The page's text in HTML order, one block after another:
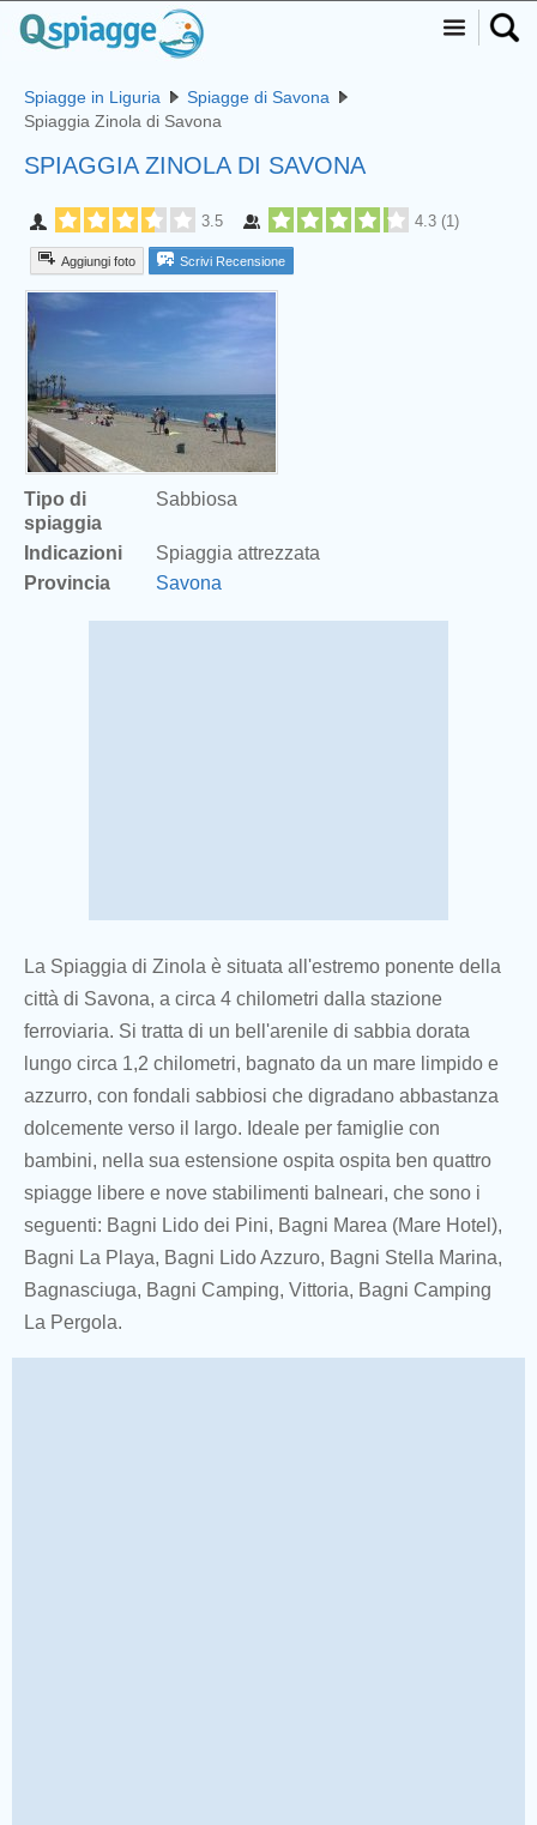
Spiagge in Liguria
Spiagge di Savona
Spiaggia Zinola di Savona
SPIAGGIA ZINOLA DI SAVONA
3.5 4.3 (1)
Aggiungi foto Scrivi Recensione
Tipo di
spiaggia
Sabbiosa
Indicazioni
Spiaggia attrezzata
Provincia
Savona
La Spiaggia di Zinola è situata all'estremo ponente della
città di Savona, a circa 4 chilometri dalla stazione
ferroviaria. Si tratta di un bell'arenile di sabbia dorata
lungo circa 1,2 chilometri, bagnato da un mare limpido e
azzurro, con fondali sabbiosi che digradano abbastanza
dolcemente verso il largo. Ideale per famiglie con
bambini, nella sua estensione ospita ospita ben quattro
spiagge libere e nove stabilimenti balneari, che sono i
seguenti: Bagni Lido dei Pini, Bagni Marea (Mare Hotel),
Bagni La Playa, Bagni Lido Azzuro, Bagni Stella Marina,
Bagnasciuga, Bagni Camping, Vittoria, Bagni Camping
La Pergola.